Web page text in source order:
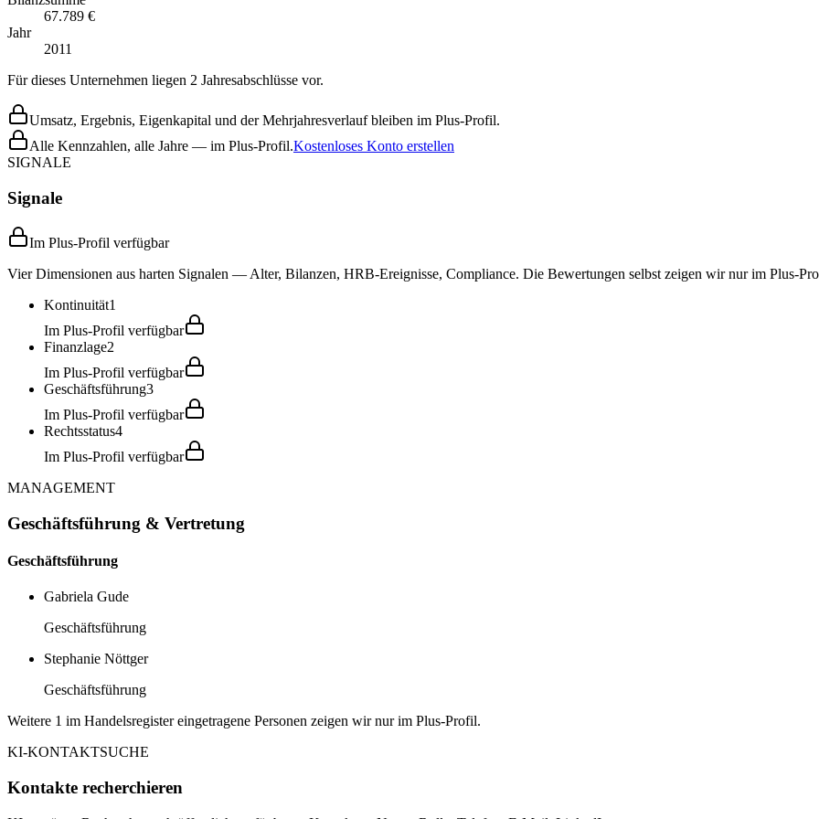
67.789 €
Jahr
2011
Für dieses Unternehmen liegen 2 Jahresabschlüsse vor.
Umsatz, Ergebnis, Eigenkapital und der Mehrjahresverlauf bleiben im Plus-Profil.
Alle Kennzahlen, alle Jahre — im Plus-Profil.Kostenloses Konto erstellen
SIGNALE
Signale
Im Plus-Profil verfügbar
Vier Dimensionen aus harten Signalen — Alter, Bilanzen, HRB-Ereignisse, Compliance. Die Bewertungen selbst zeigen wir nur im Plus-
Kontinuität1
Im Plus-Profil verfügbar
Finanzlage2
Im Plus-Profil verfügbar
Geschäftsführung3
Im Plus-Profil verfügbar
Rechtsstatus4
Im Plus-Profil verfügbar
MANAGEMENT
Geschäftsführung & Vertretung
Geschäftsführung
Gabriela Gude
Geschäftsführung
Stephanie Nöttger
Geschäftsführung
Weitere 1 im Handelsregister eingetragene Personen zeigen wir nur im Plus-Profil.
KI-KONTAKTSUCHE
Kontakte recherchieren